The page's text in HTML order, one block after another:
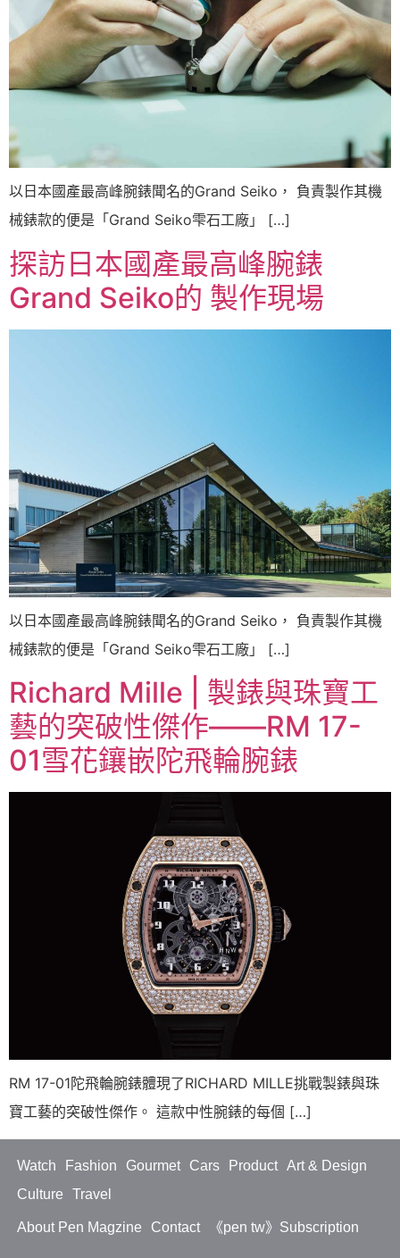
以日本國產最高峰腕錶聞名的Grand Seiko， 負責製作其機
械錶款的便是「Grand Seiko雫石工廠」 […]
探訪日本國產最高峰腕錶
Grand Seiko的 製作現場
以日本國產最高峰腕錶聞名的Grand Seiko， 負責製作其機
械錶款的便是「Grand Seiko雫石工廠」 […]
Richard Mille | 製錶與珠寶⼯
藝的突破性傑作——RM 17-
01雪花鑲嵌陀飛輪腕錶
RM 17-01陀⾶輪腕錶體現了RICHARD MILLE挑戰製錶與珠
寶⼯藝的突破性傑作。 這款中性腕錶的每個 […]
Watch Fashion Gourmet Cars Product
Art & Design
Culture
Travel
About Pen Magzine Contact 《pen tw》Subscription